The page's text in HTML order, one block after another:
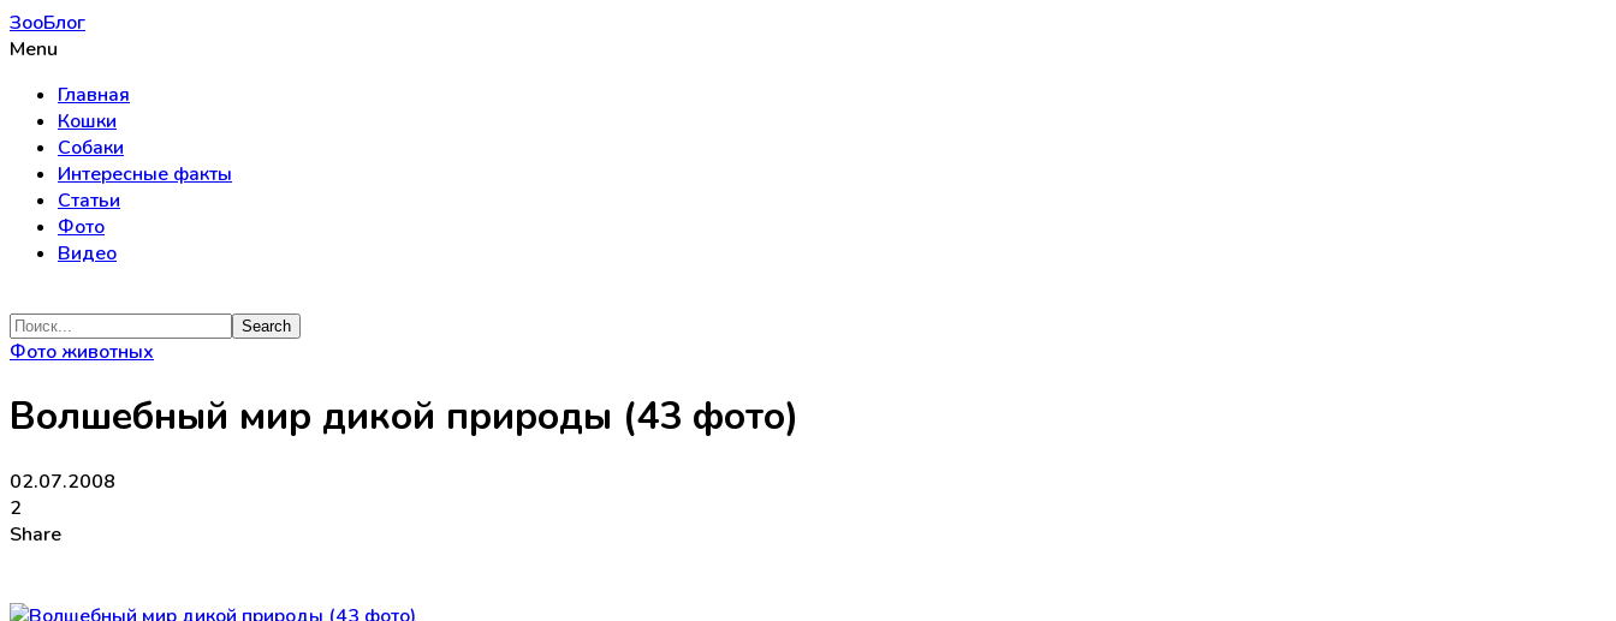
ЗооБлог
Menu
Главная
Кошки
Собаки
Интересные факты
Статьи
Фото
Видео
Фото животных
Волшебный мир дикой природы (43 фото)
02.07.2008
2
Share